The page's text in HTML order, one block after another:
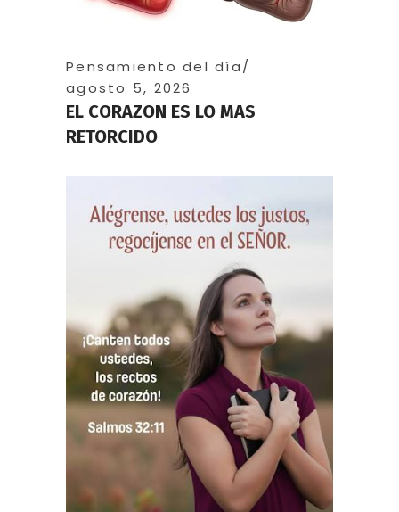
Pensamiento del día
agosto 5, 2026
EL CORAZON ES LO MAS
RETORCIDO